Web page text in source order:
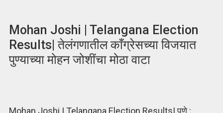
Mohan Joshi | Telangana Election
Results| तेलंगणातील काँग्रेसच्या विजयात
पुण्याच्या मोहन जोशींचा मोठा वाटा
Mohan Joshi | Telangana Election Results| पुणे :